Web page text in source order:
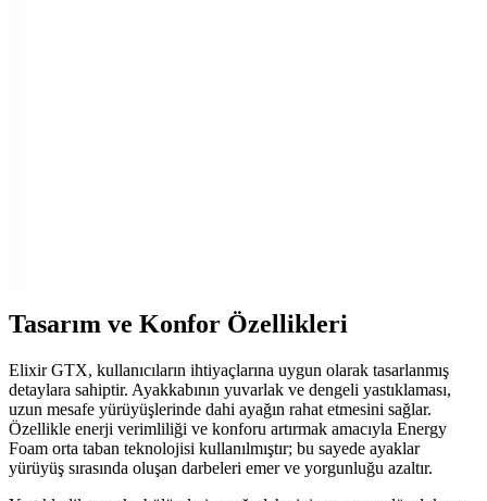
Tasarım ve Konfor Özellikleri
Elixir GTX, kullanıcıların ihtiyaçlarına uygun olarak tasarlanmış
detaylara sahiptir. Ayakkabının yuvarlak ve dengeli yastıklaması,
uzun mesafe yürüyüşlerinde dahi ayağın rahat etmesini sağlar.
Özellikle enerji verimliliği ve konforu artırmak amacıyla Energy
Foam orta taban teknolojisi kullanılmıştır; bu sayede ayaklar
yürüyüş sırasında oluşan darbeleri emer ve yorgunluğu azaltır.